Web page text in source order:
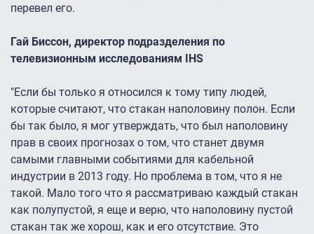
перевел его.
Гай Биссон, директор подразделения по
телевизионным исследованиям IHS
"Если бы только я относился к тому типу людей,
которые считают, что стакан наполовину полон. Если
бы так было, я мог утверждать, что был наполовину
прав в своих прогнозах о том, что станет двумя
самыми главными событиями для кабельной
индустрии в 2013 году. Но проблема в том, что я не
такой. Мало того что я рассматриваю каждый стакан
как полупустой, я еще и верю, что наполовину пустой
стакан так же хорош, как и его отсутствие. Это